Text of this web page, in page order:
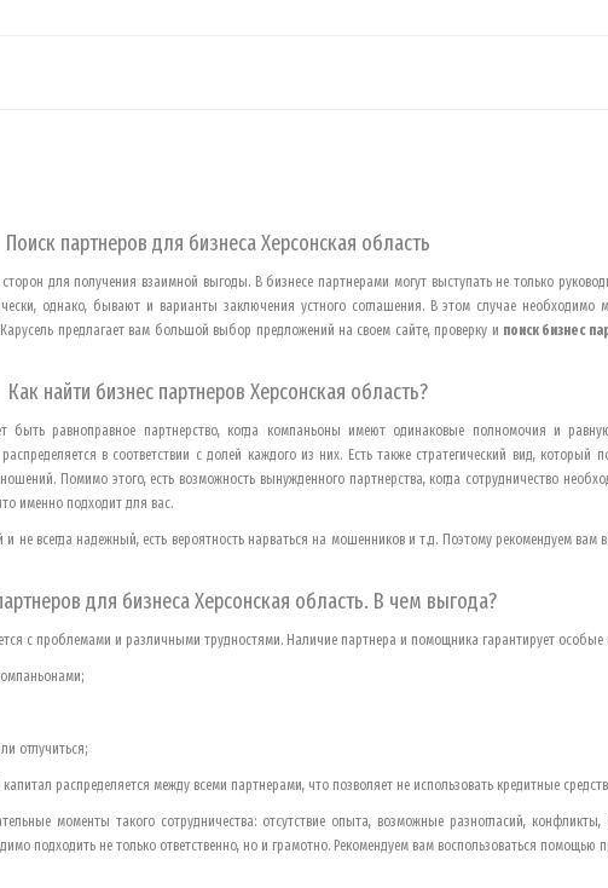
Поиск партнеров для бизнесаХерсонская область
для получения взаимной выгоды. В бизнесе партнерами могут выступать не только
однако, бывают и варианты заключения устного соглашения. В этом случае необходимо
предлагает вам большой выбор предложений на своем сайте, проверку и поиск бизнес
Как найти бизнес партнеров Херсонская область?
быть равноправное партнерство, когда компаньоны имеют одинаковые полномочия и
в соответствии с долей каждого из них. Есть также стратегический вид, который
Помимо этого, есть возможность вынужденного партнерства, когда сотрудничество
именно подходит для вас.
не всегда надежный, есть вероятность нарваться на мошенников и т.д. Поэтому рекомендуем вам
для бизнесаХерсонская область. В чем выгода?
с проблемами и различными трудностями. Наличие партнера и помощника гарантирует особые
отлучиться;
распределяется между всеми партнерами, что позволяет не использовать кредитные
моменты такого сотрудничества: отсутствие опыта, возможные разногласий, конфликты,
подходить не только ответственно, но и грамотно. Рекомендуем вам воспользоваться помощью